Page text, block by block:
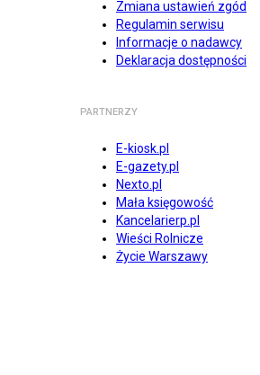
Zmiana ustawień zgód
Regulamin serwisu
Informacje o nadawcy
Deklaracja dostępności
PARTNERZY
E-kiosk.pl
E-gazety.pl
Nexto.pl
Mała księgowość
Kancelarierp.pl
Wieści Rolnicze
Życie Warszawy